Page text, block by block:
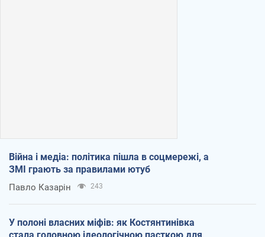
Війна і медіа: політика пішла в соцмережі, а
ЗМІ грають за правилами ютуб
Павло Казарін 243
У полоні власних міфів: як Костянтинівка
стала головною ідеологічною пасткою для